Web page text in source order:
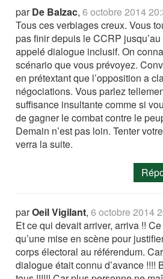
parDe Balzac,6 octobre 2014
Tous ces verbiages creux. Vous
pas finir depuis le CCRP
appelé dialogue inclusif. On
scénario que vous prévoyez.
en prétextant que l’opposition a
négociations. Vous parlez
suffisance insultante comme si
de gagner le combat contre le
Demain n’est pas loin. Tenter
verra la suite.
parOeil Vigilant,6 octobre 2014
Et ce qui devait arriver, arriva !!
qu’une mise en scène pour
corps électoral au référendum.
dialogue était connu d’avance !!!!